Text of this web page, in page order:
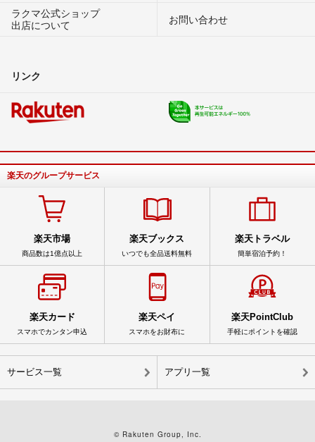
ラクマ公式ショップ
出店について
お問い合わせ
リンク
楽天のグループサービス
楽天市場
商品数は1億点以上
楽天ブックス
いつでも全品送料無料
楽天トラベル
簡単宿泊予約！
楽天カード
スマホでカンタン申込
楽天ペイ
スマホをお財布に
楽天PointClub
手軽にポイントを確認
サービス一覧 アプリ一覧
© Rakuten Group, Inc.